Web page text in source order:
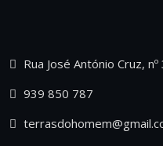
Rua José António Cruz,
939 850 787